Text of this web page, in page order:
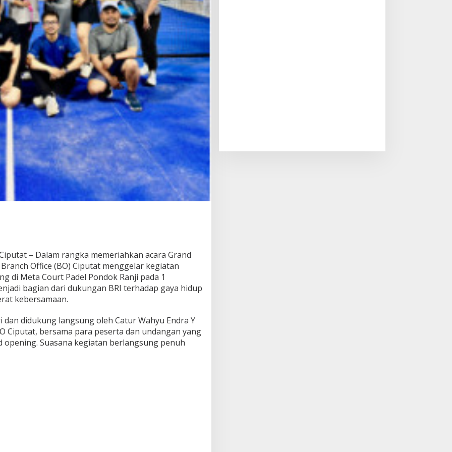
Ciputat – Dalam rangka memeriahkan acara Grand
Office (BO) Ciputat menggelar kegiatan
di Meta Court Padel Pondok Ranji pada 1
bagian dari dukungan BRI terhadap gaya hidup
kebersamaan.
didukung langsung oleh Catur Wahyu Endra Y
Ciputat, bersama para peserta dan undangan yang
Suasana kegiatan berlangsung penuh